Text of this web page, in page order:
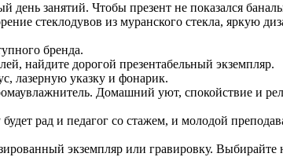
день занятий. Чтобы презент не показался
стеклодувов из муранского стекла, яркую
бренда.
найдите дорогой презентабельный экземпляр.
лазерную указку и фонарик.
Домашний уют, спокойствие и
рад и педагог со стажем, и молодой
экземпляр или гравировку. Выбирайте